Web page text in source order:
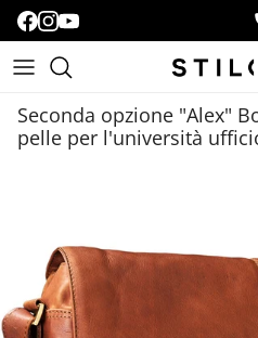
Seconda opzione "Alex"
pelle per l'università